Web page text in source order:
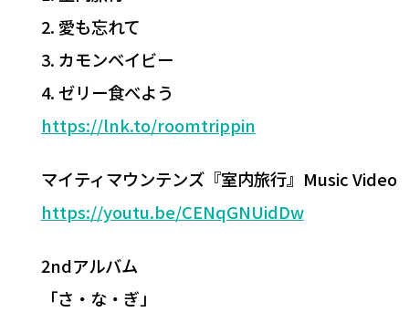
2. 愛も忘れて
3. カモンベイビー
4. ゼリー食べよう
https://lnk.to/roomtrippin
マイティマウンテンズ『室内旅行』Music Video
https://youtu.be/CENqGNUidDw
2ndアルバム
「さ・な・ぎ」